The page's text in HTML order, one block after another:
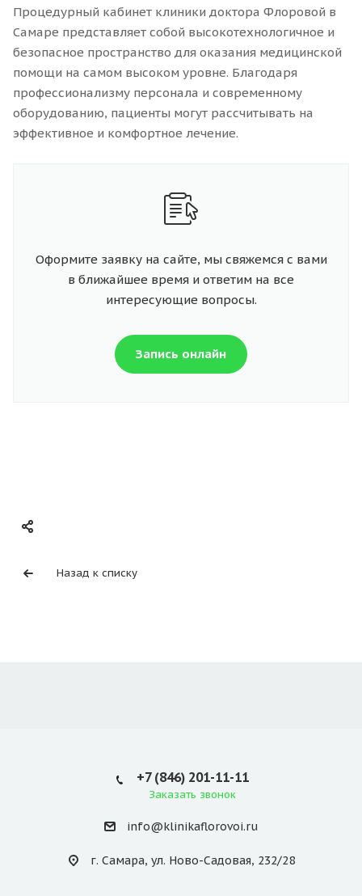
Процедурный кабинет клиники доктора Флоровой в
Самаре представляет собой высокотехнологичное и
безопасное пространство для оказания медицинской
помощи на самом высоком уровне. Благодаря
профессионализму персонала и современному
оборудованию, пациенты могут рассчитывать на
эффективное и комфортное лечение.
Оформите заявку на сайте, мы свяжемся с вами
в ближайшее время и ответим на все
интересующие вопросы.
Запись онлайн
Назад к списку
+7 (846) 201-11-11
Заказать звонок
info@klinikaflorovoi.ru
г. Самара, ул. Ново-Садовая, 232/28